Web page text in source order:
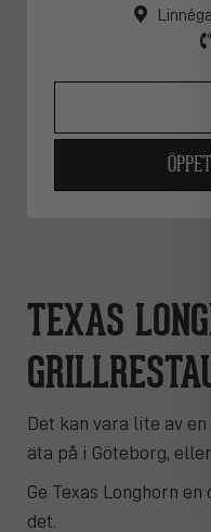
TEXAS
Det kan vara lite av
äta på i Göteborg, eller
Ge Texas Longhorn
det.